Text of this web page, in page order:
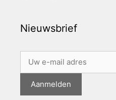
Nieuwsbrief